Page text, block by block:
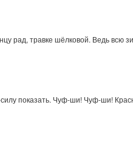
рад, травке шёлковой. Ведь всю
показать. Чуф-ши! Чуф-ши!